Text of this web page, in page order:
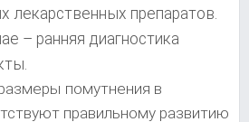
лекарственных препаратов.
– ранняя диагностика
помутнения в
правильному развитию